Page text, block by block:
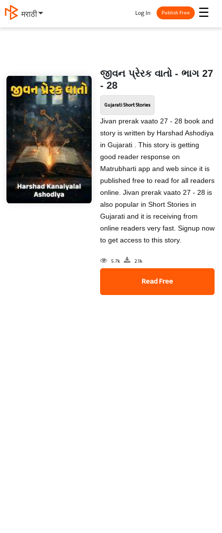
मराठी ☰
Log In Publish Free
જીવન પ્રેરક વાતો - ભાગ 27
- 28
Gujarati Short Stories
Jivan prerak vaato 27 - 28 book and
story is written by Harshad Ashodiya
in Gujarati . This story is getting
good reader response on
Matrubharti app and web since it is
published free to read for all readers
online. Jivan prerak vaato 27 - 28 is
also popular in Short Stories in
Gujarati and it is receiving from
online readers very fast. Signup now
to get access to this story.
5.7k 2.1k
Read Free